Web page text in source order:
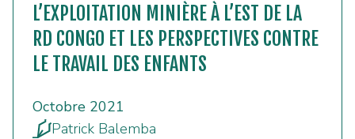
L’EXPLOITATION MINIÈRE À L’EST DE LA
RD CONGO ET LES PERSPECTIVES CONTRE
LE TRAVAIL DES ENFANTS
Octobre 2021
Patrick Balemba